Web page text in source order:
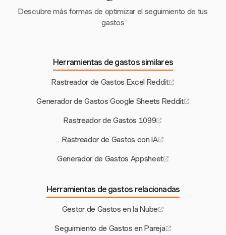
Descubre más formas de optimizar el seguimiento de tus
gastos
Herramientas de gastos similares
Rastreador de Gastos Excel Reddit
Generador de Gastos Google Sheets Reddit
Rastreador de Gastos 1099
Rastreador de Gastos con IA
Generador de Gastos Appsheet
Herramientas de gastos relacionadas
Gestor de Gastos en la Nube
Seguimiento de Gastos en Pareja